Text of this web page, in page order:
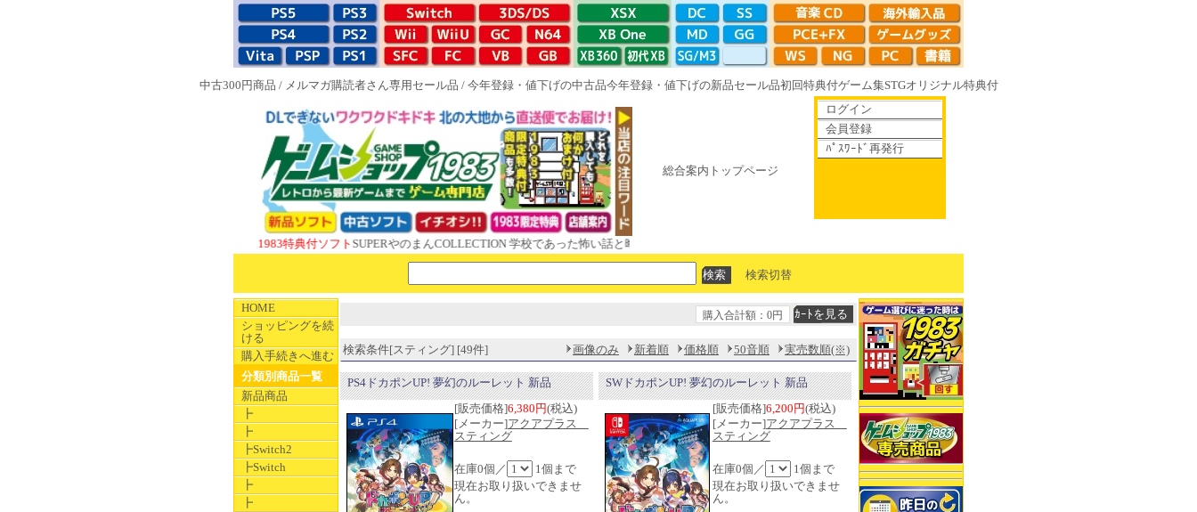
中古300円商品 / メルマガ購読者さん専用セール品 / 今年登録・値下げの中古品今年登録・値下げの新品セール品初回特典付ゲーム集STGオリジナル特典付
総合案内トップページ
NEW 1983特典付ソフトSUPERやのまんCOLLECTION 学校であった怖い話と晦󠄀つきこもり ルート16R やがて散りゆく鏡の花へ 70年代風ロボットアニメ ゲッP-X アレサCOLLECTION 1993-1995
ログイン
会員登録
ﾊﾟｽﾜｰﾄﾞ再発行
検索切替
HOME
ショッピングを続
ける
購入手続きへ進む
分類別商品一覧
新品商品
┣
┣
┣Switch2
┣Switch
┣
┣
購入合計額：0円
検索条件[スティング] [49件] 画像のみ 新着順 価格順 50音順 実売数順(※)
PS4ドカポンUP! 夢幻のルーレット 新品
[販売価格]6,380円(税込)
[メーカー]アクアプラス
スティング
在庫0個／
1個まで
現在お取り扱いできませ
ん。
SWドカポンUP! 夢幻のルーレット 新品
[販売価格]6,200円(税込)
[メーカー]アクアプラス
スティング
在庫0個／
1個まで
現在お取り扱いできませ
ん。